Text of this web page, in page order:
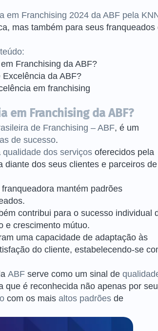
em Franchising 2024 da ABF pela
mas também para seus franqueados
Franchising da ABF?
da ABF?
em franchising
em Franchising da ABF?
de Franchising – ABF, é um
de sucesso.
qualidade dos serviços oferecidos pela
diante dos seus clientes e parceiros de
mantém padrões
contribui para o sucesso individual
e crescimento mútuo.
uma capacidade de adaptação às
do cliente, estabelecendo-se
ABF serve como um sinal de
que é reconhecida não apenas por
com os mais altos padrões de